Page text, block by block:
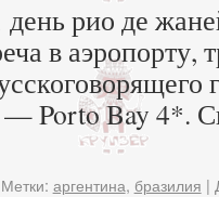
рио де
в аэропорту,
Porto Bay 4*.
Метки: аргентина, бразилия |